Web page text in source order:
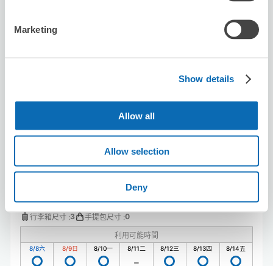
Marketing
Show details
Allow all
Allow selection
Deny
可保管的行李數
行李箱尺寸 :3 手提包尺寸 :0
利用可能時間
8/8六 8/9日 8/10一 8/11二 8/12三 8/13四 8/14五